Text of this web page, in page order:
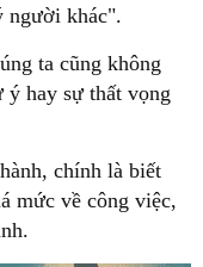
người khác".
ta cũng không
ý hay sự thất vọng
chính là biết
mức về công việc,